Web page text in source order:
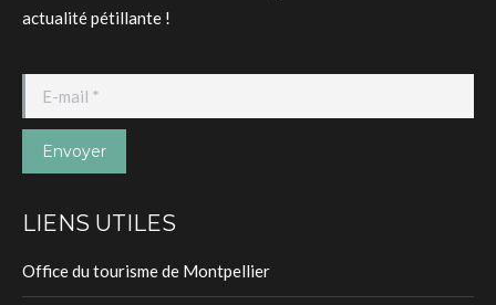
actualité pétillante !
E-mail *
Envoyer
LIENS UTILES
Office du tourisme de Montpellier